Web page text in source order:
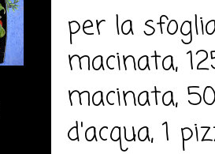
per la
macinata,
macinata,
d'acqua, 1